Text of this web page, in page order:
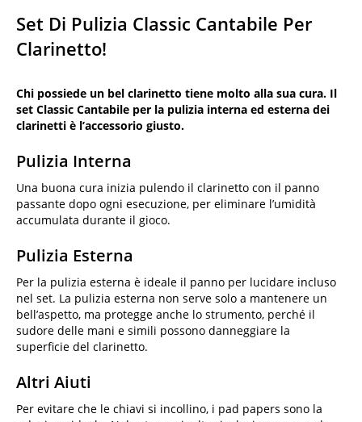
Set Di Pulizia Classic Cantabile Per
Clarinetto!
Chi possiede un bel clarinetto tiene molto alla sua cura. Il
set Classic Cantabile per la pulizia interna ed esterna dei
clarinetti è l’accessorio giusto.
Pulizia Interna
Una buona cura inizia pulendo il clarinetto con il panno
passante dopo ogni esecuzione, per eliminare l’umidità
accumulata durante il gioco.
Pulizia Esterna
Per la pulizia esterna è ideale il panno per lucidare incluso
nel set. La pulizia esterna non serve solo a mantenere un
bell’aspetto, ma protegge anche lo strumento, perché il
sudore delle mani e simili possono danneggiare la
superficie del clarinetto.
Altri Aiuti
Per evitare che le chiavi si incollino, i pad papers sono la